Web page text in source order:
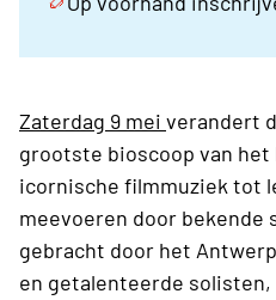
Zaterdag 9 mei verandert
grootste bioscoop van het
icornische filmmuziek tot
meevoeren door bekende
gebracht door het
en getalenteerde